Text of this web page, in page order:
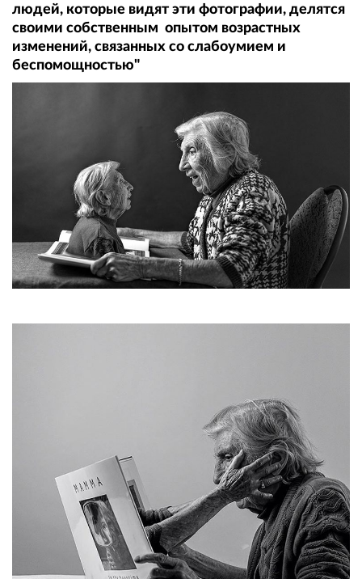
людей, которые видят эти фотографии, делятся
своими собственным ​опытом возрастных
изменений, связанных со слабоумием и
беспомощностью"